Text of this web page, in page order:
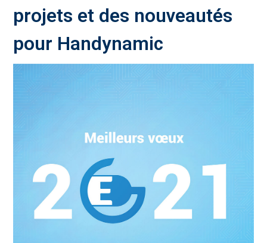
projets et des nouveautés
pour Handynamic